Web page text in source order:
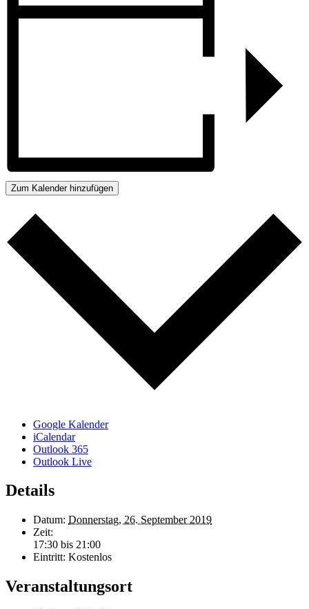
Zum Kalender hinzufügen
Google Kalender
iCalendar
Outlook 365
Outlook Live
Details
Datum: Donnerstag, 26. September 2019
Zeit:
17:30 bis 21:00
Eintritt: Kostenlos
Veranstaltungsort